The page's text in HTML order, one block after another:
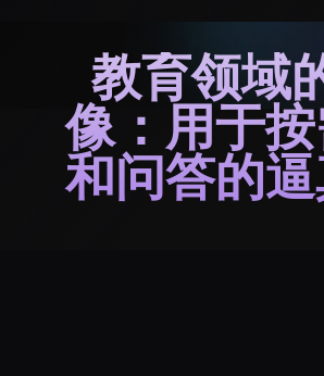
教育领域
像：用于
和问答的